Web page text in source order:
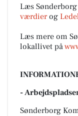
Læs
værdierog
Læs mere om
lokallivet på
-
Sønderborg